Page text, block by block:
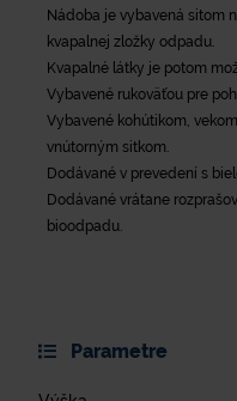
Nádoba je vybavená sitom
kvapalnej zložky odpadu.
Kvapalné látky je potom
Vybavené rukoväťou pre
Vybavené kohútikom,
vnútorným sitkom.
Dodávané v prevedení s
Dodávané vrátane
bioodpadu.
Parametre